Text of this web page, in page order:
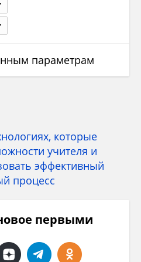
параметрам
первыми